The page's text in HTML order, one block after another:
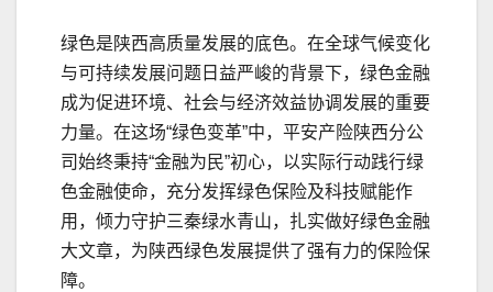
绿色是陕西高质量发展的底色。在全球气候变化
与可持续发展问题日益严峻的背景下，绿色金融
成为促进环境、社会与经济效益协调发展的重要
力量。在这场“绿色变革”中，平安产险陕西分公
司始终秉持“金融为民”初心，以实际行动践行绿
色金融使命，充分发挥绿色保险及科技赋能作
用，倾力守护三秦绿水青山，扎实做好绿色金融
大文章，为陕西绿色发展提供了强有力的保险保
障。